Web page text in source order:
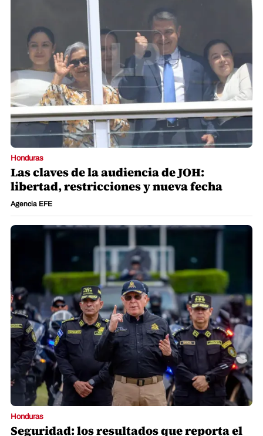
Honduras
Las claves de la audiencia de JOH:
libertad, restricciones y nueva fecha
Agencia EFE
Honduras
Seguridad: los resultados que reporta el